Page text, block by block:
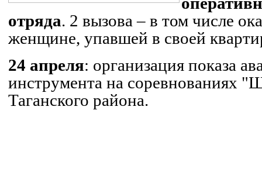
отряда. 2 вызова – в том числе
женщине, упавшей в своей
24 апреля: организация показа
инструмента на соревнованиях
Таганского района.